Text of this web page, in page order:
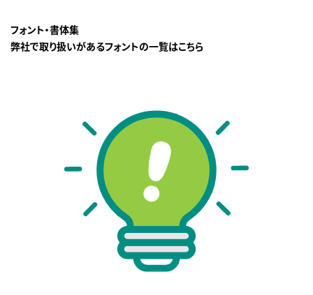
フォント・書体集
弊社で取り扱いがあるフォントの一覧はこちら